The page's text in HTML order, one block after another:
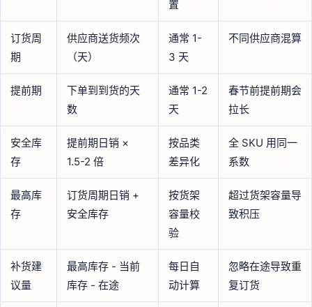
置
订货周
期
供应商送货频次
（天）
通常 1-
3 天
不同供应商混算
提前期
下单到到货的天
数
通常 1-2
天
春节前提前期会
拉长
安全库
存
提前期日销 ×
1.5-2 倍
按品类
差异化
全 SKU 用同一
系数
最高库
存
订货周期日销 +
安全库存
按货架
容量校
验
超过货架容量导
致积压
补货建
议量
最高库存 - 当前
库存 - 在途
每日自
动计算
忽略在途导致重
复订货